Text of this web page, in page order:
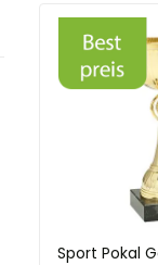
Sport Pokal